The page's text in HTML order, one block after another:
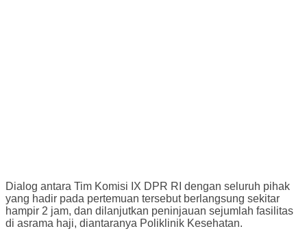
Dialog antara Tim Komisi IX DPR RI dengan seluruh pihak
yang hadir pada pertemuan tersebut berlangsung sekitar
hampir 2 jam, dan dilanjutkan peninjauan sejumlah fasilitas
di asrama haji, diantaranya Poliklinik Kesehatan.